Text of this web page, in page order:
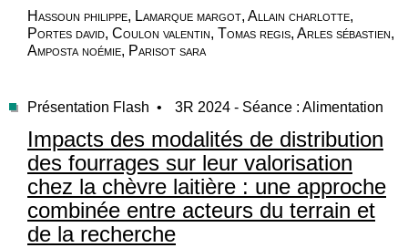
Hassoun philippe, Lamarque margot, Allain charlotte,
Portes david, Coulon valentin, Tomas regis, Arles sébastien,
Amposta noémie, Parisot sara
Présentation Flash • 3R 2024 - Séance : Alimentation
Impacts des modalités de distribution
des fourrages sur leur valorisation
chez la chèvre laitière : une approche
combinée entre acteurs du terrain et
de la recherche